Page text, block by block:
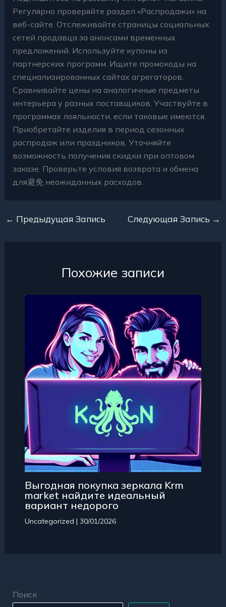
Регулярно проверяйте раздел «Распродажи» на
веб-сайте. Отслеживайте страницы социальных
сетей продавца за анонсами временных
предложений. Используйте купоны из
партнерских программ. Ищите промокоды на
специализированных сайтах агрегаторов.
Сравнивайте цены на аналогичные предметы
интерьера у разных поставщиков. Участвуйте в
программах лояльности, если таковые имеются.
Приобретайте изделия в период сезонных
распродаж или праздников. Уточняйте
возможность получения скидки при оптовом
заказе. Проверьте условия возврата и обмена
для避免 неожиданных расходов.
← Предыдущая Запись Следующая Запись →
Похожие записи
Выгодная покупка зеркала Krm
market найдите идеальный
вариант недорого
Uncategorized | 30/01/2026
Поиск